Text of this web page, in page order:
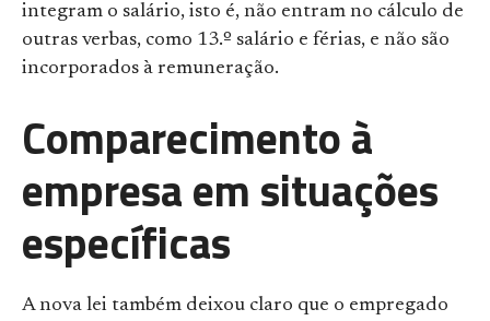
integram o salário, isto é, não entram no cálculo de
outras verbas, como 13.º salário e férias, e não são
incorporados à remuneração.
Comparecimento à
empresa em situações
específicas
A nova lei também deixou claro que o empregado